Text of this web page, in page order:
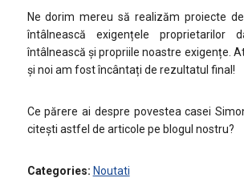
Ne dorim mereu să realizăm proiecte
întâlnească exigențele
întâlnească și propriile noastre exigențe.
și noi am fost încântați de rezultatul final!
Ce părere ai despre povestea casei
citești astfel de articole pe blogul nostru?
Categories: Noutati